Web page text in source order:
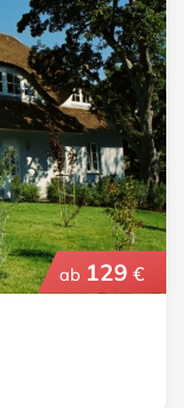
ab 129 €